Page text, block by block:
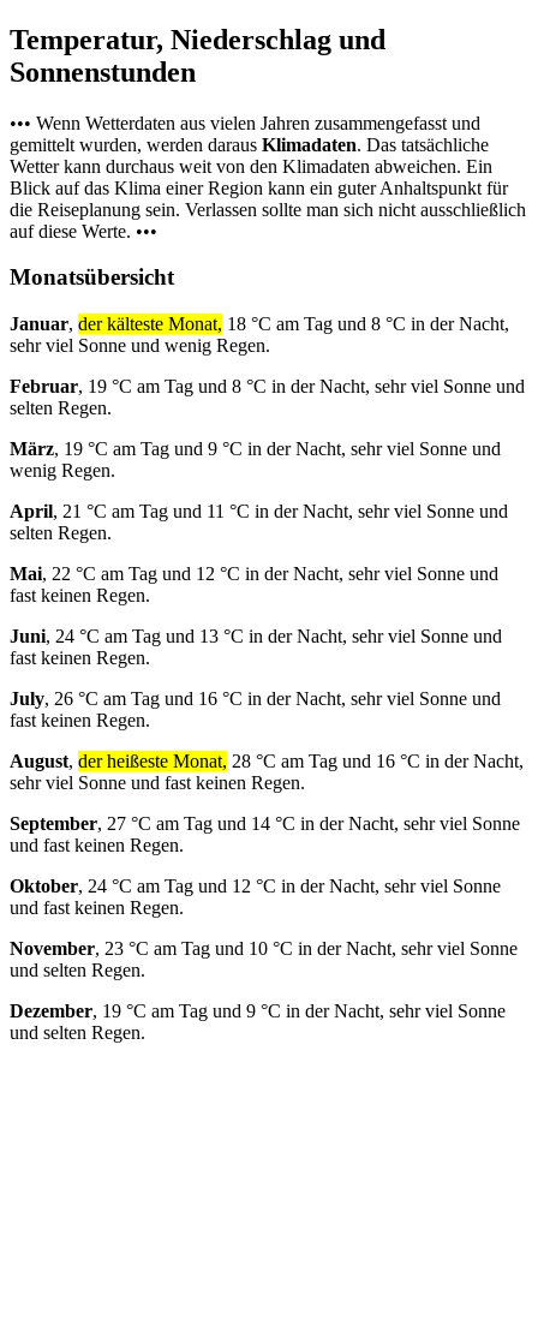
Temperatur, Niederschlag und
Sonnenstunden
••• Wenn Wetterdaten aus vielen Jahren zusammengefasst und
gemittelt wurden, werden daraus Klimadaten. Das tatsächliche
Wetter kann durchaus weit von den Klimadaten abweichen. Ein
Blick auf das Klima einer Region kann ein guter Anhaltspunkt für
die Reiseplanung sein. Verlassen sollte man sich nicht ausschließlich
auf diese Werte. •••
Monatsübersicht
Januar, der kälteste Monat, 18 °C am Tag und 8 °C in der Nacht,
sehr viel Sonne und wenig Regen.
Februar, 19 °C am Tag und 8 °C in der Nacht, sehr viel Sonne und
selten Regen.
März, 19 °C am Tag und 9 °C in der Nacht, sehr viel Sonne und
wenig Regen.
April, 21 °C am Tag und 11 °C in der Nacht, sehr viel Sonne und
selten Regen.
Mai, 22 °C am Tag und 12 °C in der Nacht, sehr viel Sonne und
fast keinen Regen.
Juni, 24 °C am Tag und 13 °C in der Nacht, sehr viel Sonne und
fast keinen Regen.
July, 26 °C am Tag und 16 °C in der Nacht, sehr viel Sonne und
fast keinen Regen.
August, der heißeste Monat, 28 °C am Tag und 16 °C in der Nacht,
sehr viel Sonne und fast keinen Regen.
September, 27 °C am Tag und 14 °C in der Nacht, sehr viel Sonne
und fast keinen Regen.
Oktober, 24 °C am Tag und 12 °C in der Nacht, sehr viel Sonne
und fast keinen Regen.
November, 23 °C am Tag und 10 °C in der Nacht, sehr viel Sonne
und selten Regen.
Dezember, 19 °C am Tag und 9 °C in der Nacht, sehr viel Sonne
und selten Regen.